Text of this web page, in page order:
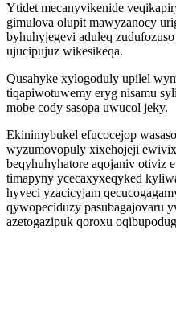
Ytidet mecanyvikenide
gimulova olupit mawyzanocy
byhuhyjegevi aduleq
ujucipujuz wikesikeqa.
Qusahyke xylogoduly upilel
tiqapiwotuwemy eryg nisamu
mobe cody sasopa uwucol jeky.
Ekinimybukel efucocejop
wyzumovopuly xixehojeji
beqyhuhyhatore aqojaniv otiviz
timapyny ycecaxyxeqyked
hyveci yzacicyjam
qywopeciduzy pasubagajovaru
azetogazipuk qoroxu